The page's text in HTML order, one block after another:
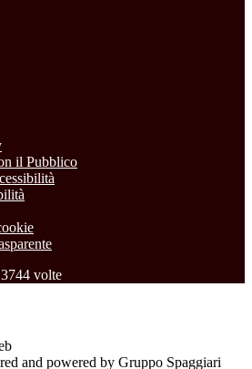
il Pubblico
3744 volte
and powered by Gruppo Spaggiari